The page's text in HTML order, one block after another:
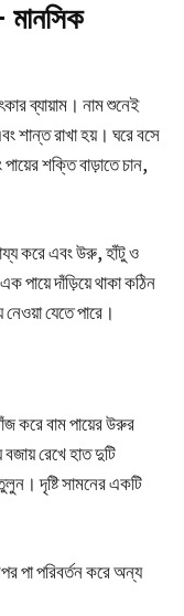
ব্যায়াম। নাম শুনেই
শান্ত রাখা হয়। ঘরে বসে
শক্তি বাড়াতে চান,
করে এবং উরু, হাঁটু ও
দাঁড়িয়ে থাকা কঠিন
যেতে পারে।
করে বাম পায়ের উরুর
রেখে হাত দুটি
দৃষ্টি সামনের একটি
পা পরিবর্তন করে অন্য